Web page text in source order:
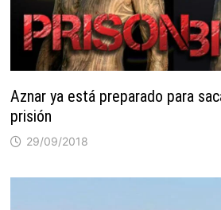
Aznar ya está preparado para
prisión
29/09/2018